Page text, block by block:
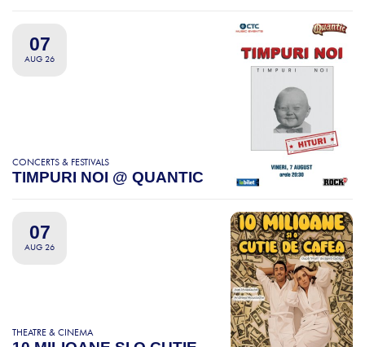
07
AUG 26
CONCERTS & FESTIVALS
TIMPURI NOI @ QUANTIC
07
AUG 26
THEATRE & CINEMA